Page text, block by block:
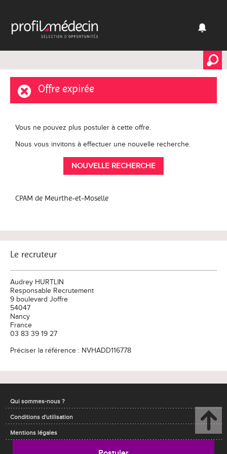
Offre expirée
Vous ne pouvez plus postuler à cette offre.
Nous vous invitons à effectuer une nouvelle recherche.
NOUVELLE RECHERCHE
CPAM de Meurthe-et-Moselle
Le recruteur
Audrey HURTLIN
Responsable Recrutement
9 boulevard Joffre
54047
Nancy
France
03 83 39 19 27
Préciser la référence : NVHADD116778
Qui sommes-nous ?
Conditions d'utilisation
Mentions légales